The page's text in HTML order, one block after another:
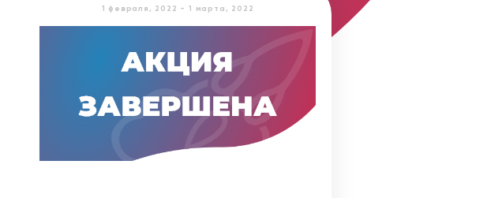
1 февраля, 2022 - 1 марта, 2022